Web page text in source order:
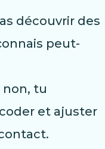
découvrir des
peut-
tu
et ajuster